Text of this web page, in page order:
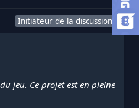
Initiateur de la discussion
jeu. Ce projet est en pleine